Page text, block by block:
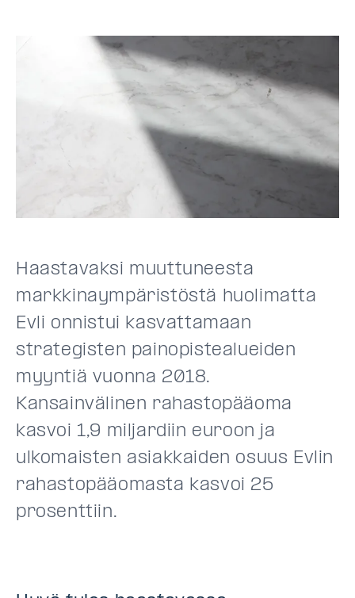
Haastavaksi muuttuneesta
markkinaympäristöstä huolimatta
Evli onnistui kasvattamaan
strategisten painopistealueiden
myyntiä vuonna 2018.
Kansainvälinen rahastopääoma
kasvoi 1,9 miljardiin euroon ja
ulkomaisten asiakkaiden osuus Evlin
rahastopääomasta kasvoi 25
prosenttiin.